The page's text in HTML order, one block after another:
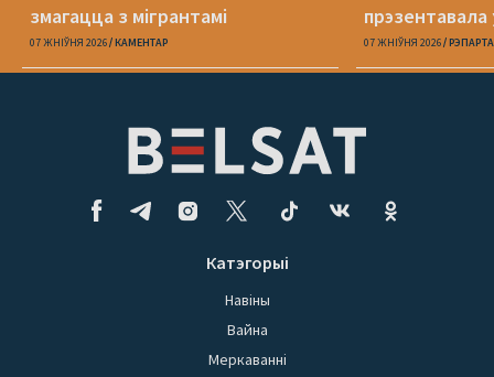
змагацца з мігрантамі
07 ЖНІЎНЯ 2026 КАМЕНТАР
«Пока я
07 ЖНІЎНЯ 2026
Катэгорыі
Навіны
Вайна
Меркаванні